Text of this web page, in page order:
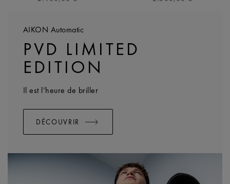
AIKON Automatic
PVD LIMITED
EDITION
Il est l’heure de briller
DÉCOUVRIR